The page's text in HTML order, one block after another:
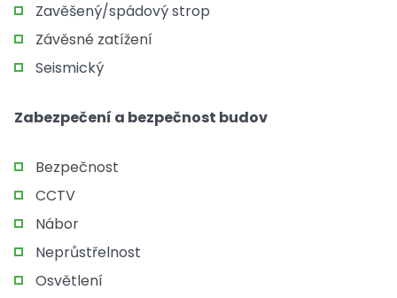
Zavěšený/spádový strop
Závěsné zatížení
Seismický
Zabezpečení a bezpečnost budov
Bezpečnost
CCTV
Nábor
Neprůstřelnost
Osvětlení